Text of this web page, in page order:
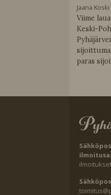
Jaana Koski
Viime
Keski-
paras